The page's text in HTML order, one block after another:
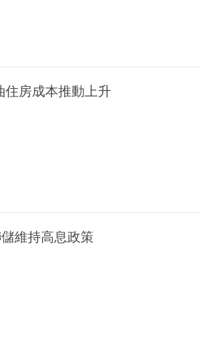
住房成本推動上升
維持高息政策